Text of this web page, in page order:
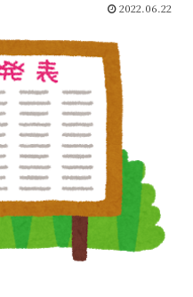
2022.06.22